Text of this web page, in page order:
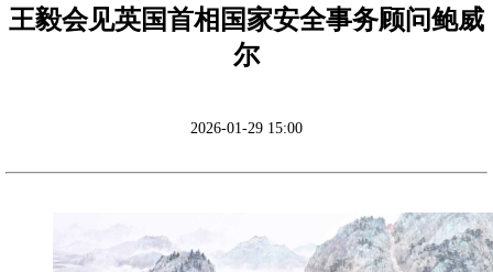
王毅会见英国首相国家安全事务顾问鲍威
尔
2026-01-29 15:00